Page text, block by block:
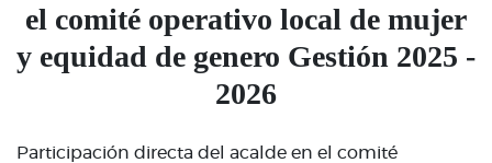
el comité operativo local de mujer
y equidad de genero Gestión 2025 -
2026
Participación directa del acalde en el comité